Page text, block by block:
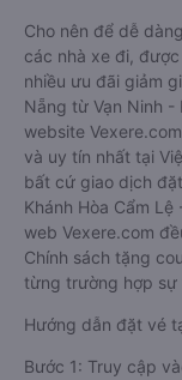
Cho nên để dễ
các nhà xe đi,
nhiều ưu đãi giảm
Nẵng từ Vạn Ninh -
website
và uy tín nhất tại
bất cứ giao dịch
Khánh Hòa Cẩm
web Vexere.com
Chính sách tặng
từng trường hợp sự
Hướng dẫn đặt vé
Bước 1: Truy cập